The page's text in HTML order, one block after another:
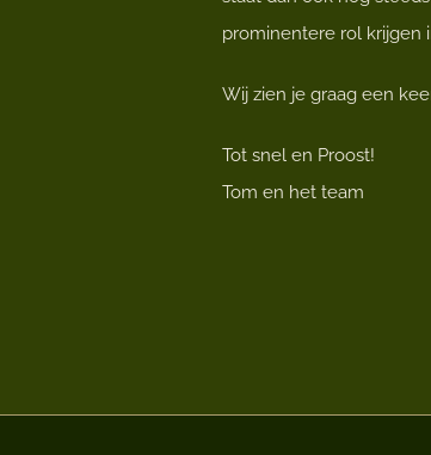
prominentere rol krijgen
Wij zien je graag een
Tot snel en Proost!
Tom en het team